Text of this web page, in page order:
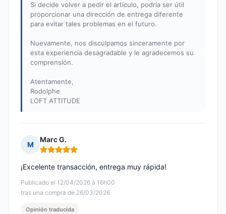
Si decide volver a pedir el artículo, podría ser útil
proporcionar una dirección de entrega diferente
para evitar tales problemas en el futuro.
Nuevamente, nos disculpamos sinceramente por
esta experiencia desagradable y le agradecemos su
comprensión.
Atentamente,
Rodolphe
LOFT ATTITUDE
M
Marc G.
Nota: 5 de 5
Publicado el 12/04/2026 à 16h00
tras una compra de 26/03/2026
¡Excelente transacción, entrega muy rápida!
Opinión traducida